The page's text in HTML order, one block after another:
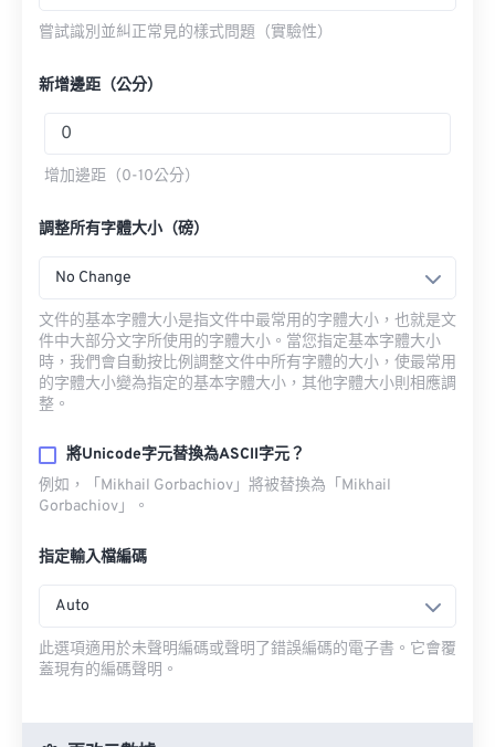
嘗試識別並糾正常見的樣式問題（實驗性）
新增邊距（公分）
增加邊距（0-10公分）
調整所有字體大小（磅）
No Change
文件的基本字體大小是指文件中最常用的字體大小，也就是文
件中大部分文字所使用的字體大小。當您指定基本字體大小
時，我們會自動按比例調整文件中所有字體的大小，使最常用
的字體大小變為指定的基本字體大小，其他字體大小則相應調
整。
將Unicode字元替換為ASCII字元？
例如，「Mikhail Gorbachiov」將被替換為「Mikhail
Gorbachiov」。
指定輸入檔編碼
Auto
此選項適用於未聲明編碼或聲明了錯誤編碼的電子書。它會覆
蓋現有的編碼聲明。